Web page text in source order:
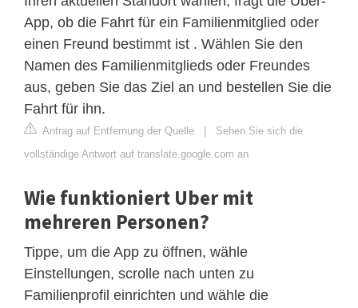
App, ob die Fahrt für ein Familienmitglied oder
einen Freund bestimmt ist . Wählen Sie den
Namen des Familienmitglieds oder Freundes
aus, geben Sie das Ziel an und bestellen Sie die
Fahrt für ihn.
Antrag auf Entfernung der Quelle
Sehen Sie sich die
vollständige Antwort auf translate.google.com an
Wie funktioniert Uber mit
mehreren Personen?
Tippe, um die App zu öffnen, wähle
Einstellungen, scrolle nach unten zu
Familienprofil einrichten und wähle die